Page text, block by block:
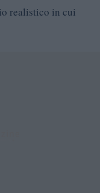
realistico in cui